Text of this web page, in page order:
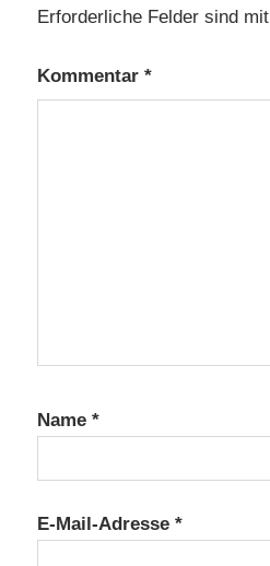
Erforderliche Felder sind mit
Kommentar *
Name *
E-Mail-Adresse *